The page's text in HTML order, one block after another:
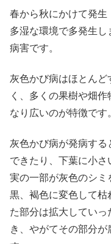
春から秋にかけて発生
多湿な環境で多発生
病害です。
灰色かび病はほとん
く、多くの果樹や畑
なり広いのが特徴です
灰色かび病が発病す
できたり、下葉に小
実の一部が灰色のシミ
黒、褐色に変色して枯
た部分は拡大してい
き、やがてその部分が